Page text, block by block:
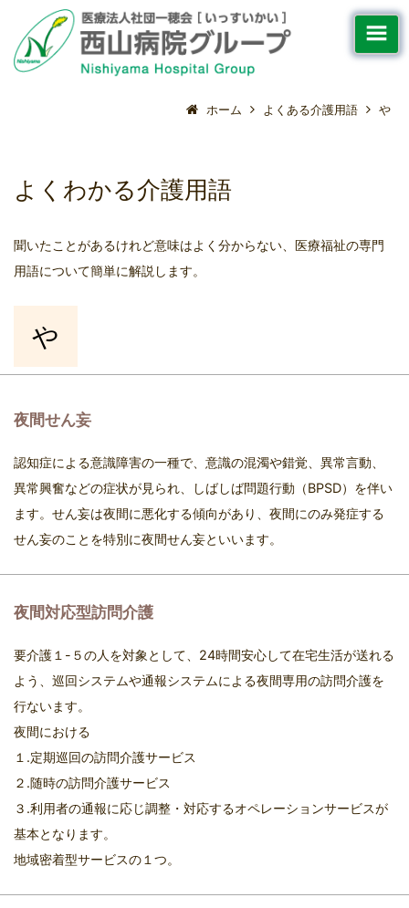
ホーム よくある介護用語 や
よくわかる介護用語
聞いたことがあるけれど意味はよく分からない、医療福祉の専門
用語について簡単に解説します。
や
夜間せん妄
認知症による意識障害の一種で、意識の混濁や錯覚、異常言動、
異常興奮などの症状が見られ、しばしば問題行動（BPSD）を伴い
ます。せん妄は夜間に悪化する傾向があり、夜間にのみ発症する
せん妄のことを特別に夜間せん妄といいます。
夜間対応型訪問介護
要介護１-５の人を対象として、24時間安心して在宅生活が送れる
よう、巡回システムや通報システムによる夜間専用の訪問介護を
行ないます。
夜間における
１.定期巡回の訪問介護サービス
２.随時の訪問介護サービス
３.利用者の通報に応じ調整・対応するオペレーションサービスが
基本となります。
地域密着型サービスの１つ。